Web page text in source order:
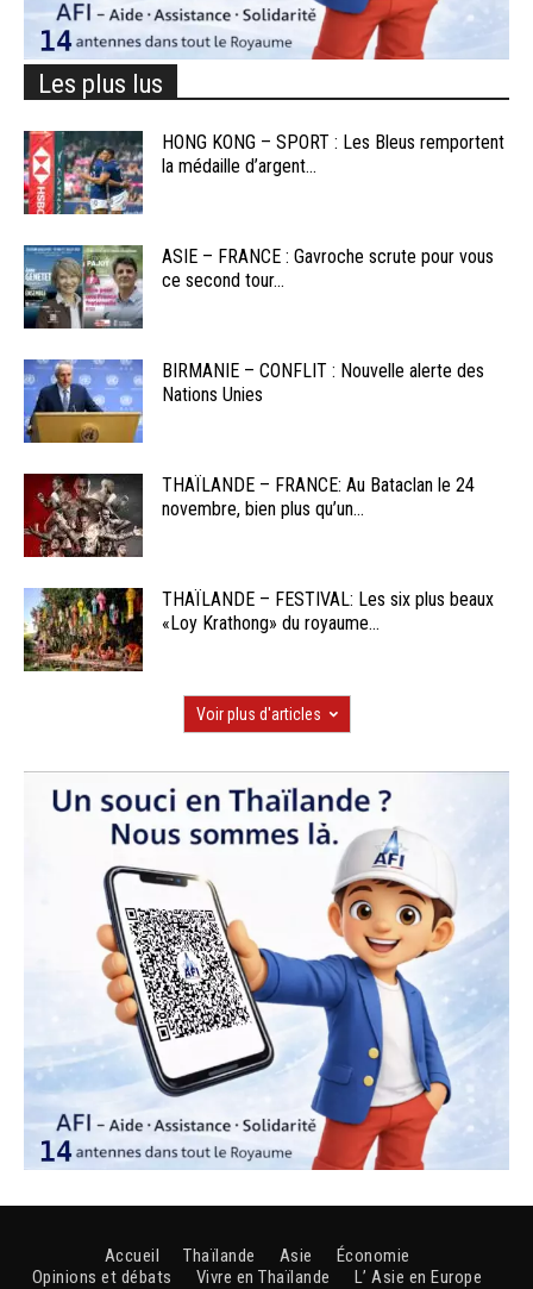
Les plus lus
HONG KONG – SPORT : Les Bleus remportent
la médaille d’argent...
ASIE – FRANCE : Gavroche scrute pour vous
ce second tour...
BIRMANIE – CONFLIT : Nouvelle alerte des
Nations Unies
THAÏLANDE – FRANCE: Au Bataclan le 24
novembre, bien plus qu’un...
THAÏLANDE – FESTIVAL: Les six plus beaux
«Loy Krathong» du royaume...
Voir plus d'articles
Accueil Thaïlande Asie
Économie
Opinions et débats
Vivre en Thaïlande
L’ Asie en Europe